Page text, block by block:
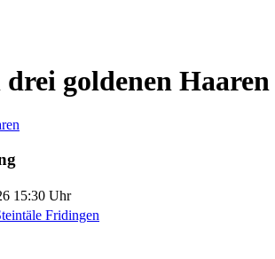
goldenen Haaren
15:30 Uhr
Fridingen